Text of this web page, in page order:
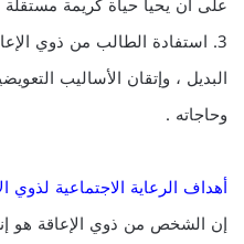
3. استفادة الطالب من ذوي
البديل ، وإتقان الأساليب
وحاجاته .
أهداف الرعاية الاجتماعية لذوي
إن الشخص من ذوي الإعاقة هو